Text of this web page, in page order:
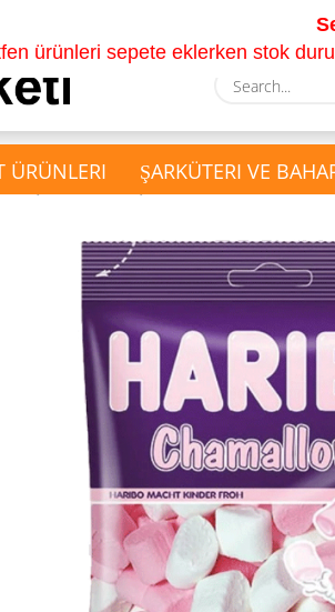
ürünleri sepete eklerken stok
ÜRÜNLERI ŞARKÜTERI VE
show
Kurutulmus
Kabak ve
Kurutulmuş
Kuruyemis
» Şekerleme ve Atıştırmalıklar »